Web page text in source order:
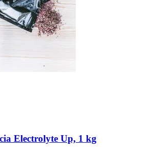
Electrolyte Up, 1 kg